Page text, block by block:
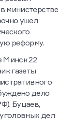
министерстве
ушел
реформу.
Минск 22
газеты
дело
Буцаев,
дел